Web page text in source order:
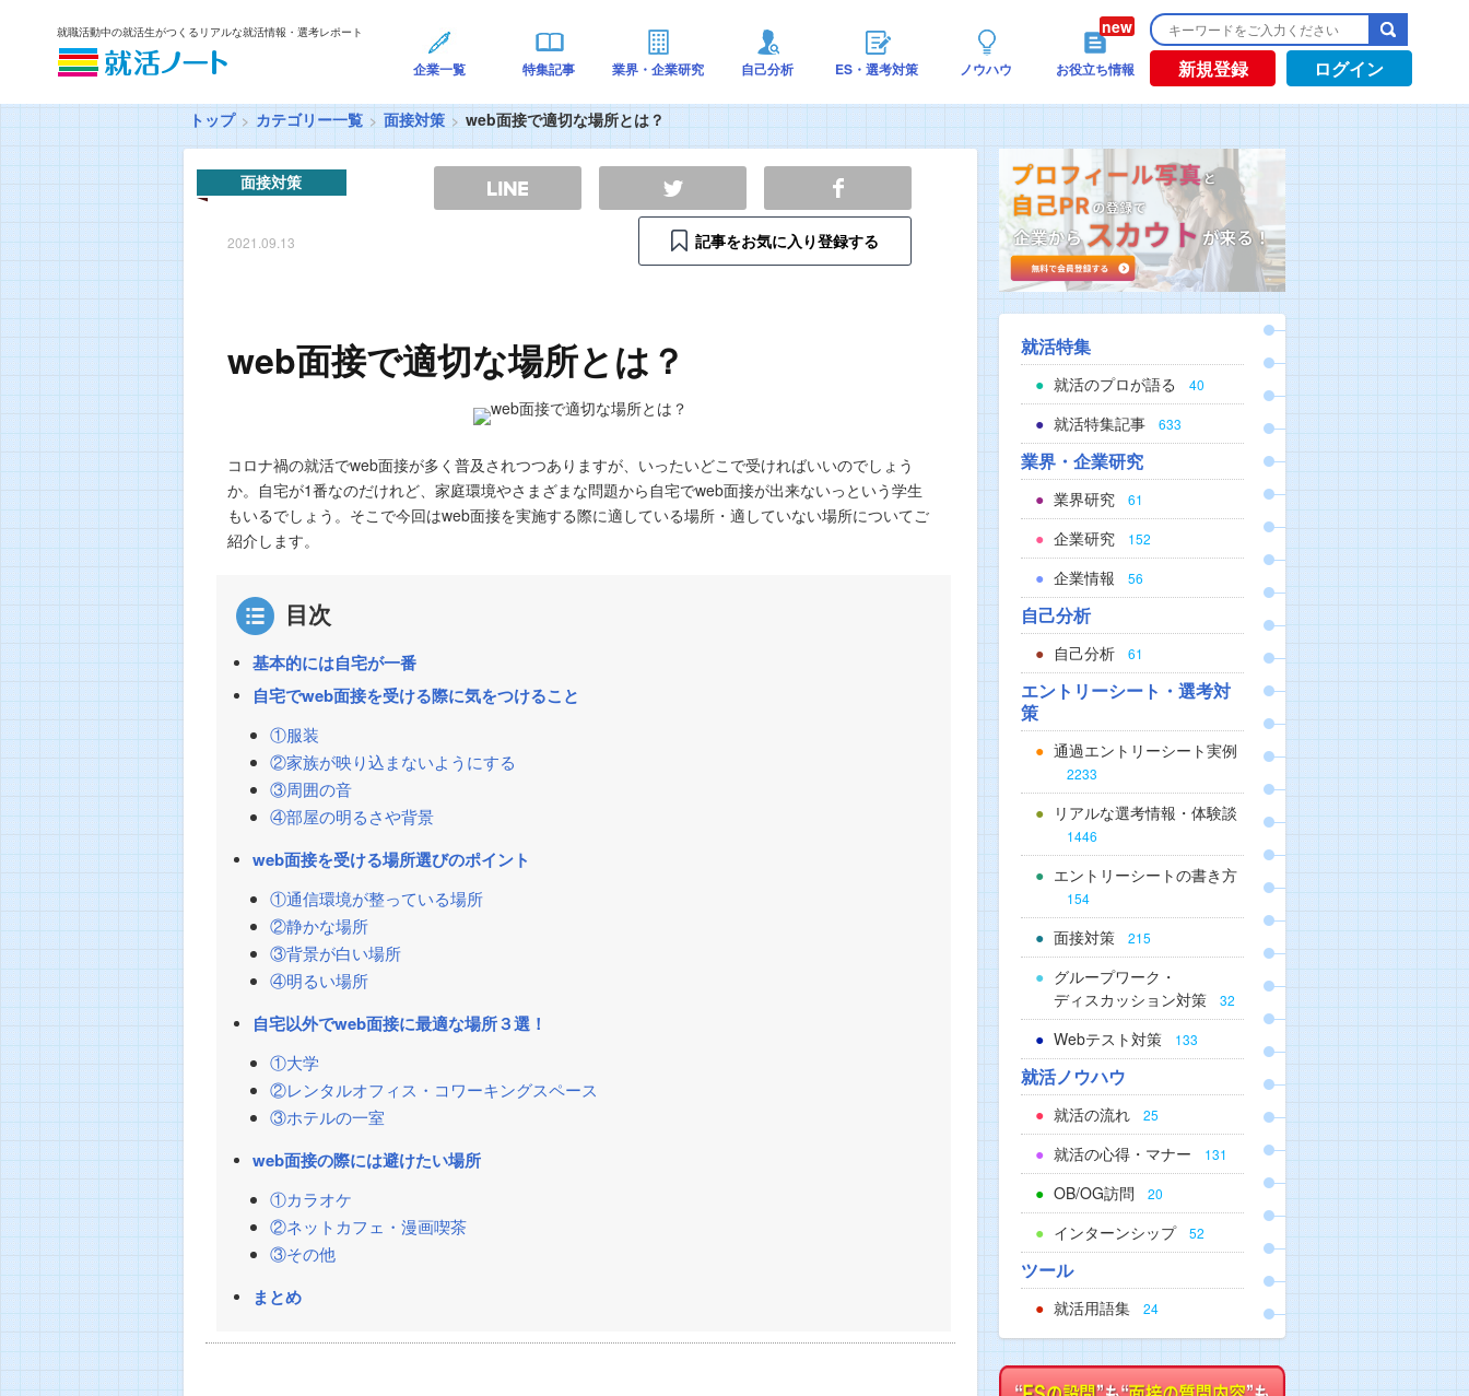
就職活動中の就活生がつくるリアルな就活情報・選考レポート
企業一覧 特集記事 業界・企業研究 自己分析 ES・選考対策 ノウハウ お役立ち情報 新規登録 ログイン
トップ カテゴリー一覧 面接対策 web面接で適切な場所とは？
面接対策
2021.09.13 記事をお気に入り登録する
web面接で適切な場所とは？
コロナ禍の就活でweb面接が多く普及されつつありますが、いったいどこで受ければいいのでしょう
か。自宅が1番なのだけれど、家庭環境やさまざまな問題から自宅でweb面接が出来ないっという学生
もいるでしょう。そこで今回はweb面接を実施する際に適している場所・適していない場所についてご
紹介します。
目次
基本的には自宅が一番
自宅でweb面接を受ける際に気をつけること
①服装
②家族が映り込まないようにする
③周囲の音
④部屋の明るさや背景
web面接を受ける場所選びのポイント
①通信環境が整っている場所
②静かな場所
③背景が白い場所
④明るい場所
自宅以外でweb面接に最適な場所３選！
①大学
②レンタルオフィス・コワーキングスペース
③ホテルの一室
web面接の際には避けたい場所
①カラオケ
②ネットカフェ・漫画喫茶
③その他
まとめ
就活特集
就活のプロが語る 40
就活特集記事 633
業界・企業研究
業界研究 61
企業研究 152
企業情報 56
自己分析
自己分析 61
エントリーシート・選考対
策
通過エントリーシート実例
2233
リアルな選考情報・体験談
1446
エントリーシートの書き方
154
面接対策 215
グループワーク・
ディスカッション対策
32
Webテスト対策 133
就活ノウハウ
就活の流れ 25
就活の心得・マナー 131
OB/OG訪問 20
インターンシップ 52
ツール
就活用語集 24